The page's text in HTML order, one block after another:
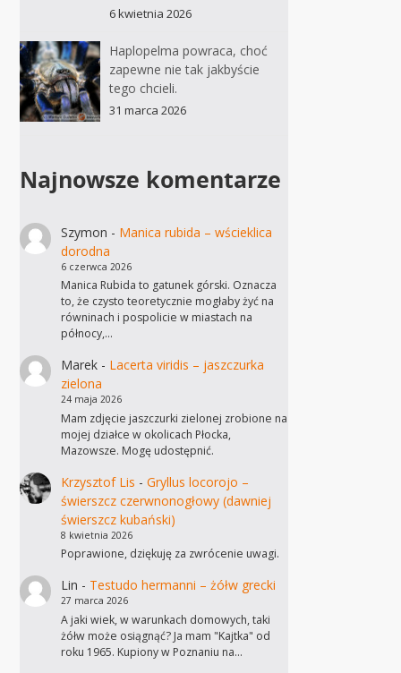
6 kwietnia 2026
Haplopelma powraca, choć
zapewne nie tak jakbyście
tego chcieli.
31 marca 2026
Najnowsze komentarze
Szymon - Manica rubida – wścieklica
dorodna
6 czerwca 2026
Manica Rubida to gatunek górski. Oznacza
to, że czysto teoretycznie mogłaby żyć na
równinach i pospolicie w miastach na
północy,…
Marek- Lacerta viridis – jaszczurka
zielona
24 maja 2026
Mam zdjęcie jaszczurki zielonej zrobione na
mojej działce w okolicach Płocka,
Mazowsze. Mogę udostępnić.
Krzysztof Lis - Gryllus locorojo –
świerszcz czerwnonogłowy (dawniej
świerszcz kubański)
8 kwietnia 2026
Poprawione, dziękuję za zwrócenie uwagi.
Lin - Testudo hermanni – żółw grecki
27 marca 2026
A jaki wiek, w warunkach domowych, taki
żółw może osiągnąć? Ja mam "Kajtka" od
roku 1965. Kupiony w Poznaniu na…